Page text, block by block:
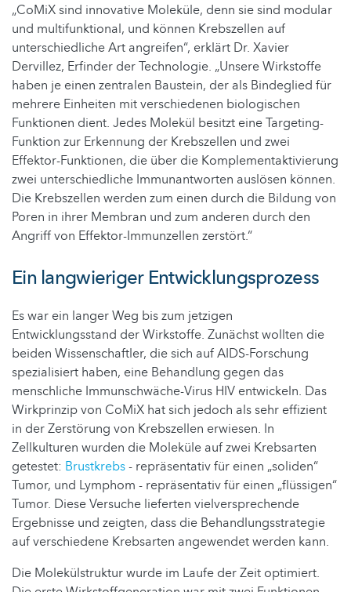
„CoMiX sind innovative Moleküle, denn sie sind modular
und multifunktional, und können Krebszellen auf
unterschiedliche Art angreifen“, erklärt Dr. Xavier
Dervillez, Erfinder der Technologie. „Unsere Wirkstoffe
haben je einen zentralen Baustein, der als Bindeglied für
mehrere Einheiten mit verschiedenen biologischen
Funktionen dient. Jedes Molekül besitzt eine Targeting-
Funktion zur Erkennung der Krebszellen und zwei
Effektor-Funktionen, die über die Komplementaktivierung
zwei unterschiedliche Immunantworten auslösen können.
Die Krebszellen werden zum einen durch die Bildung von
Poren in ihrer Membran und zum anderen durch den
Angriff von Effektor-Immunzellen zerstört.“
Ein langwieriger Entwicklungsprozess
Es war ein langer Weg bis zum jetzigen
Entwicklungsstand der Wirkstoffe. Zunächst wollten die
beiden Wissenschaftler, die sich auf AIDS-Forschung
spezialisiert haben, eine Behandlung gegen das
menschliche Immunschwäche-Virus HIV entwickeln. Das
Wirkprinzip von CoMiX hat sich jedoch als sehr effizient
in der Zerstörung von Krebszellen erwiesen. In
Zellkulturen wurden die Moleküle auf zwei Krebsarten
getestet: Brustkrebs- repräsentativ für einen „soliden“
Tumor, und Lymphom - repräsentativ für einen „flüssigen“
Tumor. Diese Versuche lieferten vielversprechende
Ergebnisse und zeigten, dass die Behandlungsstrategie
auf verschiedene Krebsarten angewendet werden kann.
Die Molekülstruktur wurde im Laufe der Zeit optimiert.